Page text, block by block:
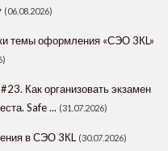
(06.08.2026)
темы оформления «СЭО 3КL»
Как организовать экзамен
Safe ... (31.07.2026)
в СЭО 3КL (30.07.2026)